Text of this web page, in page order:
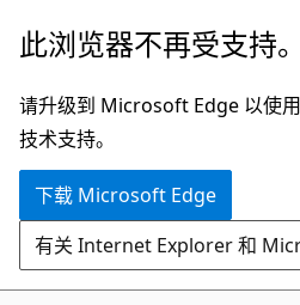
跳
主
要
内
此浏览器不再受支持。
请升级到 Microsoft Edge 以使
技术支持。
下载 Microsoft Edge
有关 Internet Explorer 和